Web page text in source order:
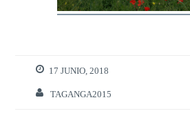
17 JUNIO, 2018
TAGANGA2015